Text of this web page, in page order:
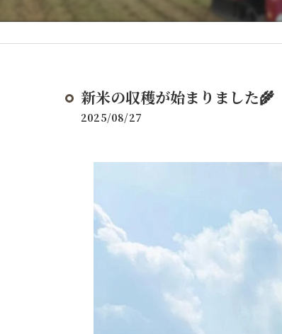
新米の収穫が始まりました🌾
2025/08/27